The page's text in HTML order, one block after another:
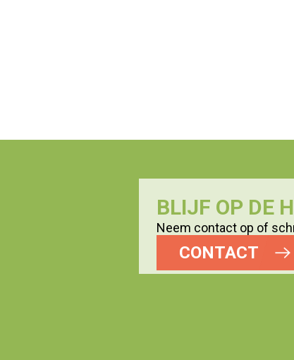
BLIJF OP DE
Neem contact op of
CONTACT